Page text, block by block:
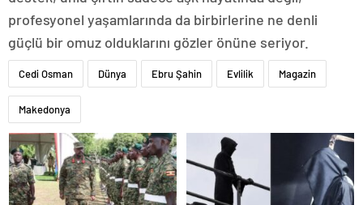
profesyonel yaşamlarında da birbirlerine ne denli
güçlü bir omuz olduklarını gözler önüne seriyor.
Cedi Osman Dünya Ebru Şahin Evlilik Magazin
Makedonya